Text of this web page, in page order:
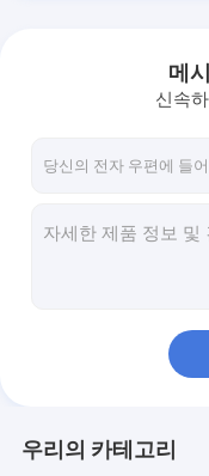
메
신속
우리의 카테고리